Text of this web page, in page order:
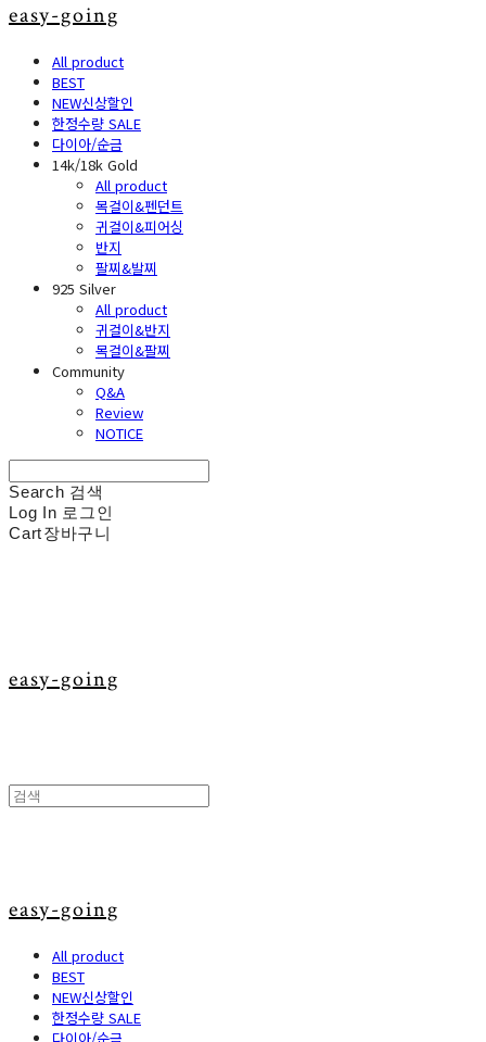
easy-going
All product
BEST
NEW신상할인
한정수량 SALE
다이아/순금
14k/18k Gold
All product
목걸이&펜던트
귀걸이&피어싱
반지
팔찌&발찌
925 Silver
All product
귀걸이&반지
목걸이&팔찌
Community
Q&A
Review
NOTICE
Search 검색
Log In 로그인
Cart장바구니
easy-going
easy-going
All product
BEST
NEW신상할인
한정수량 SALE